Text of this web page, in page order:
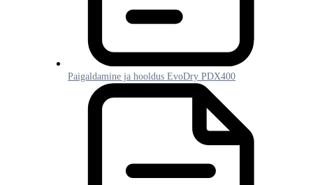
Paigaldamine ja hooldus EvoDry PDX400